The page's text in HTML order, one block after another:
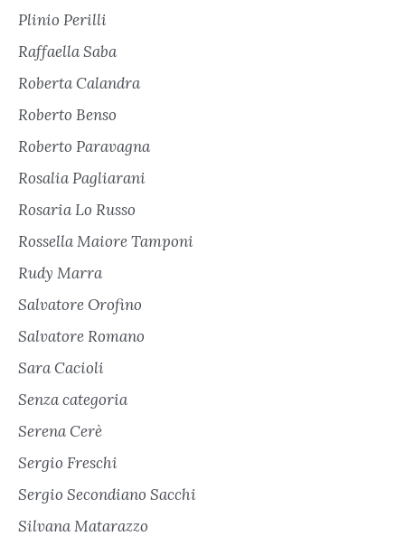
Plinio Perilli
Raffaella Saba
Roberta Calandra
Roberto Benso
Roberto Paravagna
Rosalia Pagliarani
Rosaria Lo Russo
Rossella Maiore Tamponi
Rudy Marra
Salvatore Orofino
Salvatore Romano
Sara Cacioli
Senza categoria
Serena Cerè
Sergio Freschi
Sergio Secondiano Sacchi
Silvana Matarazzo